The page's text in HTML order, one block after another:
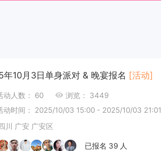
10月3日单身派对 & 晚宴报名 [活动]
动人数： 60
浏览： 3449
动时间： 2025/10/03 15:00 - 2025/10/03 21:01
川 广安 广安区
已报名 39 人